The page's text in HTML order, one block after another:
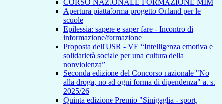
CORSO NAZIONALE FORMAZIONE MIM
Apertura piattaforma progetto Onland per le
scuole
Epilessia: sapere e saper fare - Incontro di
informazione/formazione
Proposta dell'USR - VE “Intelligenza emotiva e
solidarietà sociale per una cultura della
nonviolenza”
Seconda edizione del Concorso nazionale "No
alla droga, no ad ogni forma di dipendenza" a. s.
2025/26
Quinta edizione Premio "Sinigaglia - sport,